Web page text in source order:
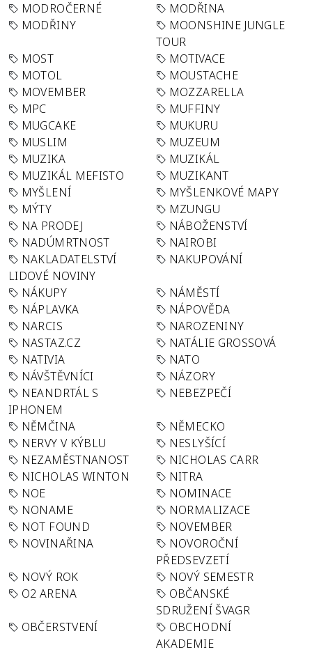
MODROČERNÉ
MODŘINA
MODŘINY
MOONSHINE JUNGLE
TOUR
MOST
MOTIVACE
MOTOL
MOUSTACHE
MOVEMBER
MOZZARELLA
MPC
MUFFINY
MUGCAKE
MUKURU
MUSLIM
MUZEUM
MUZIKA
MUZIKÁL
MUZIKÁL MEFISTO
MUZIKANT
MYŠLENÍ
MYŠLENKOVÉ MAPY
MÝTY
MZUNGU
NA PRODEJ
NÁBOŽENSTVÍ
NADÚMRTNOST
NAIROBI
NAKLADATELSTVÍ
LIDOVÉ NOVINY
NAKUPOVÁNÍ
NÁKUPY
NÁMĚSTÍ
NÁPLAVKA
NÁPOVĚDA
NARCIS
NAROZENINY
NASTAZ.CZ
NATÁLIE GROSSOVÁ
NATIVIA
NATO
NÁVŠTĚVNÍCI
NÁZORY
NEANDRTÁL S
IPHONEM
NEBEZPEČÍ
NĚMČINA
NĚMECKO
NERVY V KÝBLU
NESLYŠÍCÍ
NEZAMĚSTNANOST
NICHOLAS CARR
NICHOLAS WINTON
NITRA
NOE
NOMINACE
NONAME
NORMALIZACE
NOT FOUND
NOVEMBER
NOVINAŘINA
NOVOROČNÍ
PŘEDSEVZETÍ
NOVÝ ROK
NOVÝ SEMESTR
O2 ARENA
OBČANSKÉ
SDRUŽENÍ ŠVAGR
OBČERSTVENÍ
OBCHODNÍ
AKADEMIE